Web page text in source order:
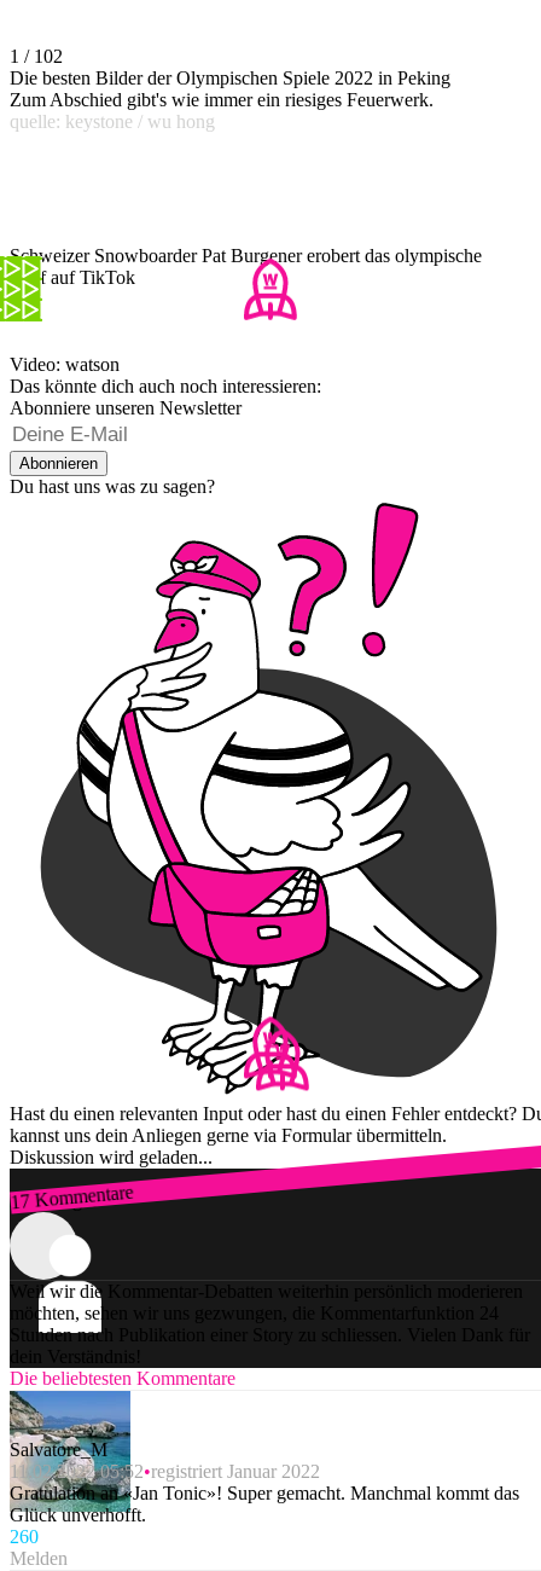
1 / 102
Die besten Bilder der Olympischen Spiele 2022 in Peking
Zum Abschied gibt's wie immer ein riesiges Feuerwerk.
quelle: keystone / wu hong
Schweizer Snowboarder Pat Burgener erobert das olympische
Dorf auf TikTok
Video: watson
Das könnte dich auch noch interessieren:
Abonniere unseren Newsletter
Abonnieren
Du hast uns was zu sagen?
Hast du einen relevanten Input oder hast du einen Fehler entdeckt?
kannst uns dein Anliegen gerne via Formular übermitteln.
Diskussion wird geladen...
17 Kommentare
Zum Login
Weil wir die Kommentar-Debatten weiterhin persönlich moderieren
möchten, sehen wir uns gezwungen, die Kommentarfunktion 24
Stunden nach Publikation einer Story zu schliessen. Vielen Dank für
dein Verständnis!
Die beliebtesten Kommentare
Salvatore_M
11.02.2022 05:52 registriert Januar 2022
Gratulation an «Jan Tonic»! Super gemacht. Manchmal kommt das
Glück unverhofft.
260
Melden